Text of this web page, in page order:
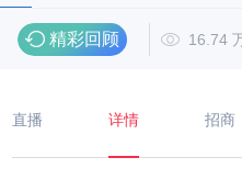
精彩回顾 16.74
直播 详情 招商